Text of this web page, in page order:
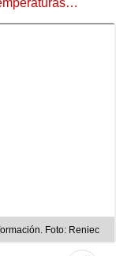
Foto: Reniec